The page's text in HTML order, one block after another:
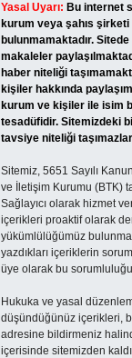
Yasal Uyarı: Bu internet
kurum veya şahıs şirketi
bulunmamaktadır. Sitede
makaleler
haber niteliği
kişiler hakkında
kurum ve kişiler ile isim
tesadüfidir. Sitemizdeki
tavsiye niteliği
Sitemiz, 5651 Sayılı
ve İletişim Kurumu (BTK)
Sağlayıcı olarak hizmet
içerikleri proaktif olarak
yükümlülüğümüz
yazdıkları içeriklerin
üye olarak bu
Hukuka ve yasal
düşündüğünüz içerikleri,
adresine bildirmeniz
içerisinde sitemizden